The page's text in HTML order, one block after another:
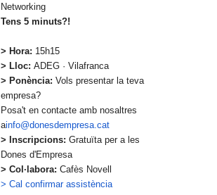
Networking
Tens 5 minuts?!
> Hora: 15h15
> Lloc: ADEG · Vilafranca
> Ponència: Vols presentar la teva
empresa?
Posa't en contacte amb nosaltres
ainfo@donesdempresa.cat
> Inscripcions: Gratuïta per a les
Dones d'Empresa
> Col·labora: Cafès Novell
> Cal confirmar assistència